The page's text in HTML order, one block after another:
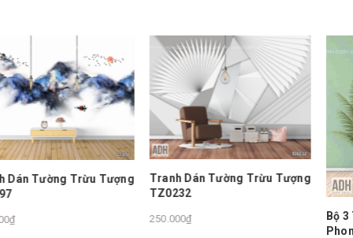
Tranh Dán Tường Trừu Tượng
Bộ 3 Tranh Treo Tường
Phong Cảnh Trừu